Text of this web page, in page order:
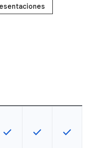
está disponible para
Esta función está
check Esta función
check Esta
check